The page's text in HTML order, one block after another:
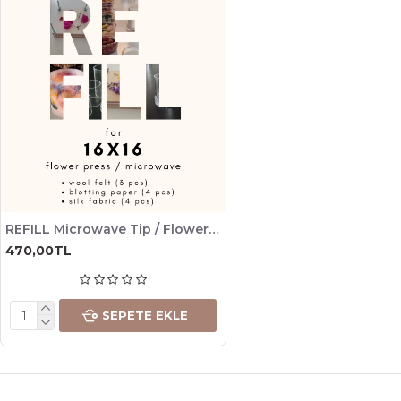
REFILL Microwave Tip / Flower Press - Microwave REFILL
470,00TL
SEPETE EKLE